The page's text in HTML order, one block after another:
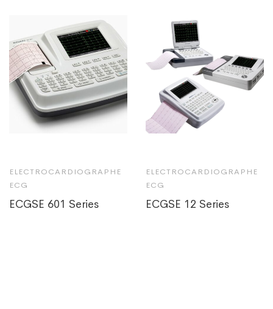
ELECTROCARDIOGRAPHE
ECG
ECGSE 601 Series
ELECTROCARDIOGRAPHE
ECG
ECGSE 12 Series